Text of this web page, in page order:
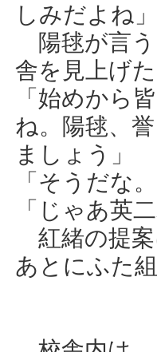
しみだよね」
陽毬が言う
舎を見上げ
「始めから
ね。陽毬、
ましょう」
「そうだな
「じゃあ英
紅緒の提案
あとにふた